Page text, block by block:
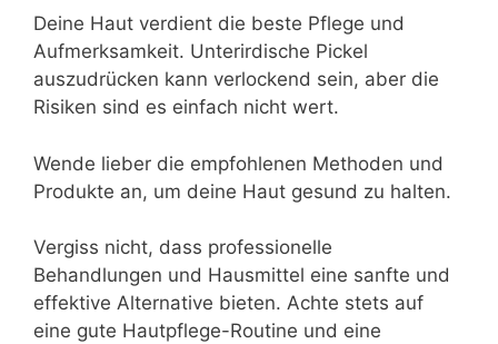
Deine Haut verdient die beste Pflege und
Aufmerksamkeit. Unterirdische Pickel
auszudrücken kann verlockend sein, aber die
Risiken sind es einfach nicht wert.
Wende lieber die empfohlenen Methoden und
Produkte an, um deine Haut gesund zu halten.
Vergiss nicht, dass professionelle
Behandlungen und Hausmittel eine sanfte und
effektive Alternative bieten. Achte stets auf
eine gute Hautpflege-Routine und eine